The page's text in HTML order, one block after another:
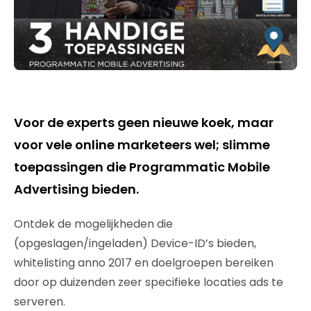
Voor de experts geen nieuwe koek, maar
voor vele online marketeers wel; slimme
toepassingen die Programmatic Mobile
Advertising bieden.
Ontdek de mogelijkheden die
(opgeslagen/ingeladen) Device-ID’s bieden,
whitelisting anno 2017 en doelgroepen bereiken
door op duizenden zeer specifieke locaties ads te
serveren.